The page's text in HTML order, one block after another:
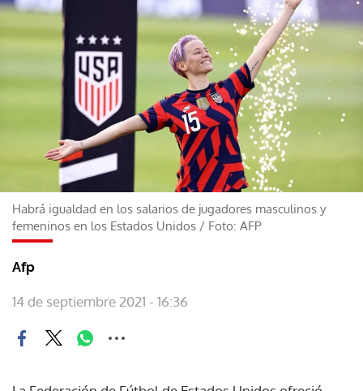
Habrá igualdad en los salarios de jugadores masculinos y
femeninos en los Estados Unidos / Foto: AFP
Afp
14 de septiembre 2021 - 16:36